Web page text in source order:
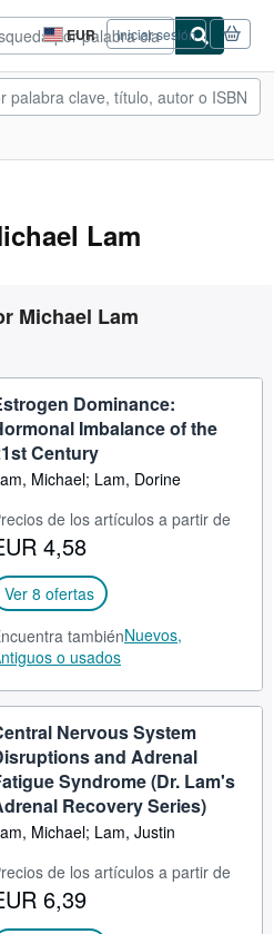
EUR
Preferencias
de
compra
del
Iniciar sesión
Lam
Michael Lam
Dominance:
Imbalance of the
Century
Michael; Lam, Dorine
de los artículos a partir de
4,58
Ver 8 ofertas
tambiénNuevos,
o usados
Nervous System
and Adrenal
Syndrome (Dr. Lam's
Recovery Series)
Michael; Lam, Justin
de los artículos a partir de
6,39